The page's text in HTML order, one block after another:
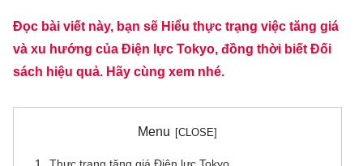
Đọc bài viết này, bạn sẽ Hiểu thực trạng việc tăng giá
và xu hướng của Điện lực Tokyo, đồng thời biết Đối
sách hiệu quả. Hãy cùng xem nhé.
Menu